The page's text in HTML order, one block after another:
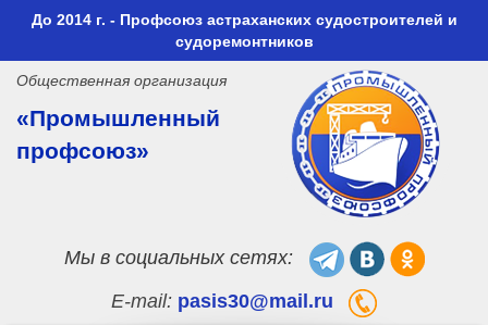
До 2014 г. - Профсоюз астраханских судостроителей и
судоремонтников
Общественная организация
«Промышленный
профсоюз»
Мы в социальных сетях:
E-mail: pasis30@mail.ru